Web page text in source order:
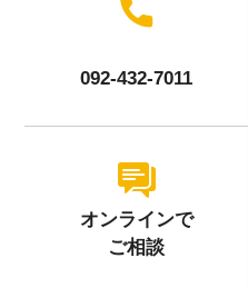
092-432-7011
オンラインで
ご相談